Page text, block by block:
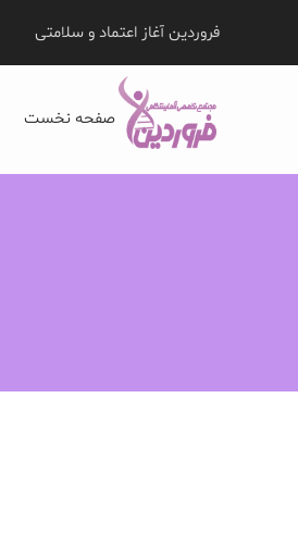
فروردین آغاز اعتماد و سلامتی
صفحه نخست